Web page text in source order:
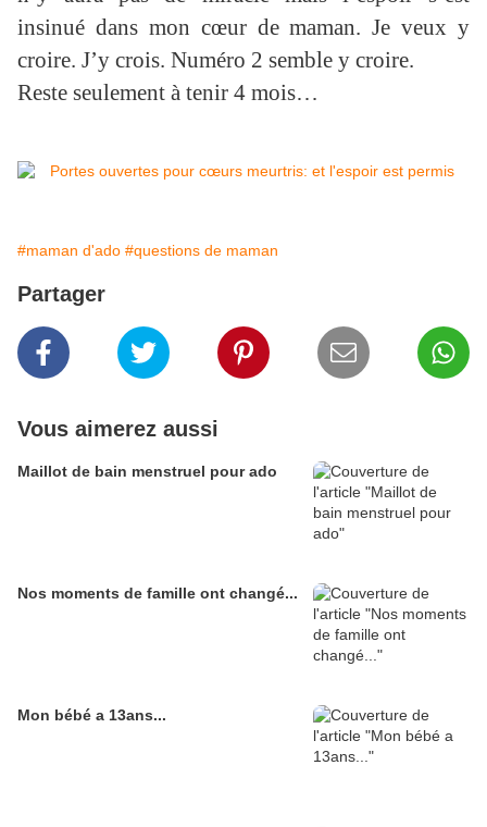
insinué dans mon cœur de maman. Je veux y
croire. J’y crois. Numéro 2 semble y croire.
Reste seulement à tenir 4 mois…
#maman d'ado #questions de maman
Partager
Vous aimerez aussi
Maillot de bain menstruel pour ado
Nos moments de famille ont changé...
Mon bébé a 13ans...